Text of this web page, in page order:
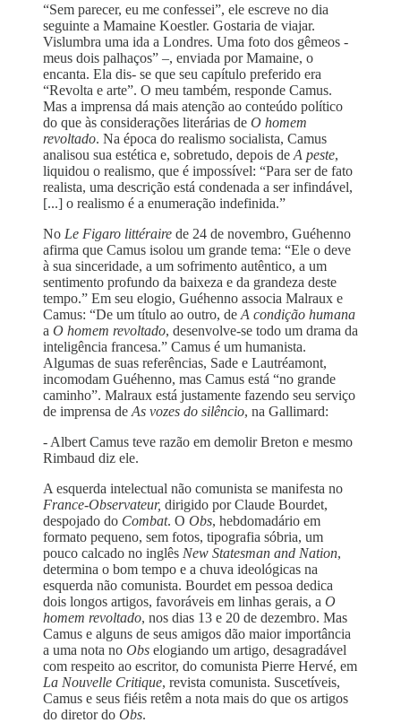
“Sem parecer, eu me confessei”, ele escreve no dia
seguinte a Mamaine Koestler. Gostaria de viajar.
Vislumbra uma ida a Londres. Uma foto dos gêmeos -
meus dois palhaços” –, enviada por Mamaine, o
encanta. Ela dis- se que seu capítulo preferido era
“Revolta e arte”. O meu também, responde Camus.
Mas a imprensa dá mais atenção ao conteúdo político
do que às considerações literárias de O homem
revoltado. Na época do realismo socialista, Camus
analisou sua estética e, sobretudo, depois de A peste,
liquidou o realismo, que é impossível: “Para ser de fato
realista, uma descrição está condenada a ser infindável,
[...] o realismo é a enumeração indefinida.”
No Le Figaro littéraire de 24 de novembro, Guéhenno
afirma que Camus isolou um grande tema: “Ele o deve
à sua sinceridade, a um sofrimento autêntico, a um
sentimento profundo da baixeza e da grandeza deste
tempo.” Em seu elogio, Guéhenno associa Malraux e
Camus: “De um título ao outro, de A condição humana
a O homem revoltado, desenvolve-se todo um drama da
inteligência francesa.” Camus é um humanista.
Algumas de suas referências, Sade e Lautréamont,
incomodam Guéhenno, mas Camus está “no grande
caminho”. Malraux está justamente fazendo seu serviço
de imprensa de As vozes do silêncio, na Gallimard:
- Albert Camus teve razão em demolir Breton e mesmo
Rimbaud diz ele.
A esquerda intelectual não comunista se manifesta no
France-Observateur, dirigido por Claude Bourdet,
despojado do Combat. O Obs, hebdomadário em
formato pequeno, sem fotos, tipografia sóbria, um
pouco calcado no inglês New Statesman and Nation,
determina o bom tempo e a chuva ideológicas na
esquerda não comunista. Bourdet em pessoa dedica
dois longos artigos, favoráveis em linhas gerais, a O
homem revoltado, nos dias 13 e 20 de dezembro. Mas
Camus e alguns de seus amigos dão maior importância
a uma nota no Obs elogiando um artigo, desagradável
com respeito ao escritor, do comunista Pierre Hervé, em
La Nouvelle Critique, revista comunista. Suscetíveis,
Camus e seus fiéis retêm a nota mais do que os artigos
do diretor do Obs.